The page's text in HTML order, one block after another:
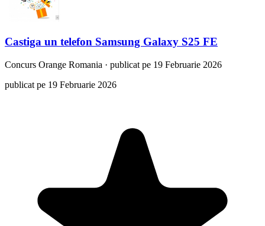
Castiga un telefon Samsung Galaxy S25 FE
Concurs Orange Romania · publicat pe 19 Februarie 2026
publicat pe 19 Februarie 2026